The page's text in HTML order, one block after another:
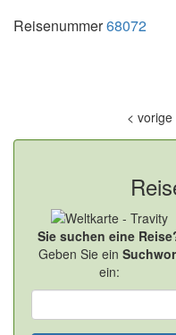
Reisenummer68072
< vorige
Sie suchen eine
Geben Sie ein
ein: